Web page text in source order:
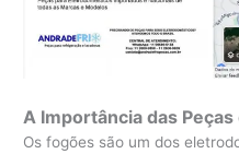
A Importância das
Os fogões são um dos